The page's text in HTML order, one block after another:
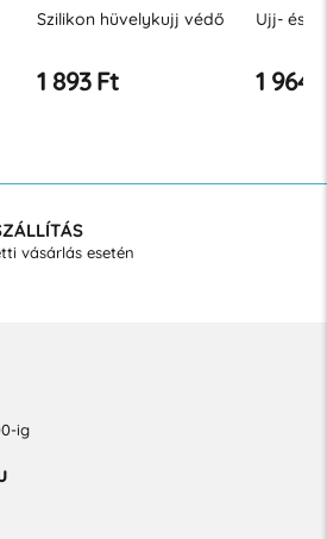
Ujj- és ízületvédő
1 964 Ft
TUBI
1 964
vásárlás esetén
ig